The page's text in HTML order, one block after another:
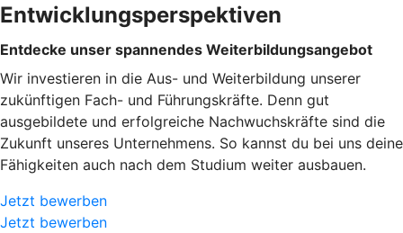
Entwicklungsperspektiven
Entdecke unser spannendes Weiterbildungsangebot
Wir investieren in die Aus- und Weiterbildung unserer
zukünftigen Fach- und Führungskräfte. Denn gut
ausgebildete und erfolgreiche Nachwuchskräfte sind die
Zukunft unseres Unternehmens. So kannst du bei uns deine
Fähigkeiten auch nach dem Studium weiter ausbauen.
Jetzt bewerben
Jetzt bewerben